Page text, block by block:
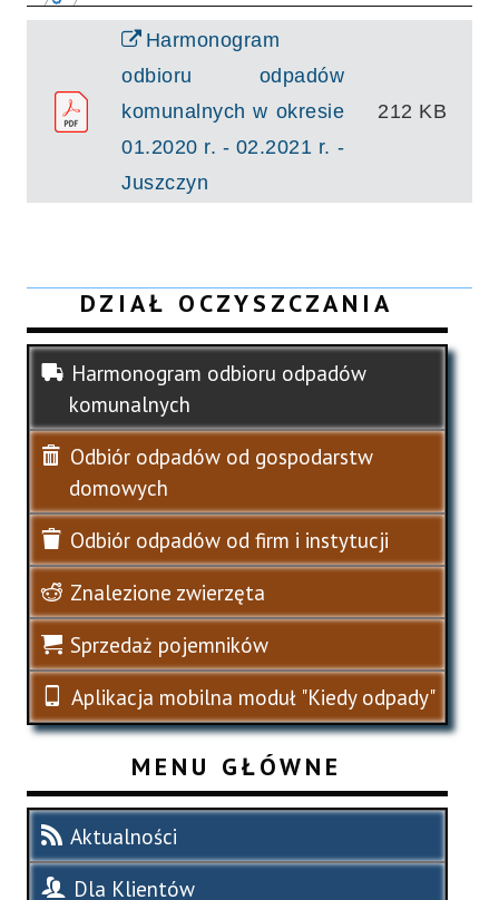
Harmonogram
odbioru odpadów
komunalnych w okresie
01.2020 r. - 02.2021 r. -
Juszczyn
212 KB
DZIAŁ OCZYSZCZANIA
Harmonogram odbioru odpadów
komunalnych
Odbiór odpadów od gospodarstw
domowych
Odbiór odpadów od firm i instytucji
Znalezione zwierzęta
Sprzedaż pojemników
Aplikacja mobilna moduł "Kiedy odpady"
MENU GŁÓWNE
Aktualności
Dla Klientów